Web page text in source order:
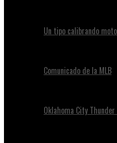
Un tipo calibrando
Comunicado de la MLB
Oklahoma City